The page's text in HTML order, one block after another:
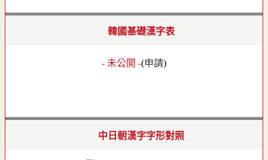
韓國基礎漢字表
- 未公開 -(申請)
中日朝漢字字形對照